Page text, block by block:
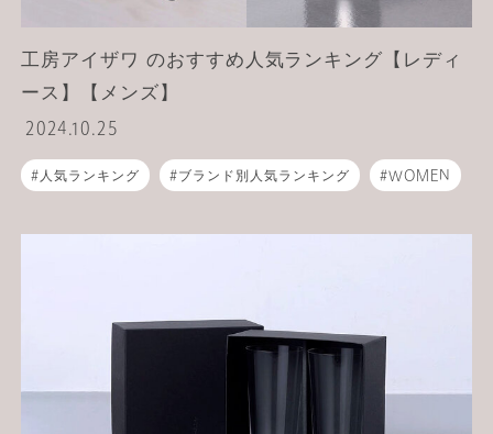
工房アイザワ のおすすめ人気ランキング【レディ
ース】【メンズ】
2024.10.25
人気ランキング ブランド別人気ランキング WOMEN